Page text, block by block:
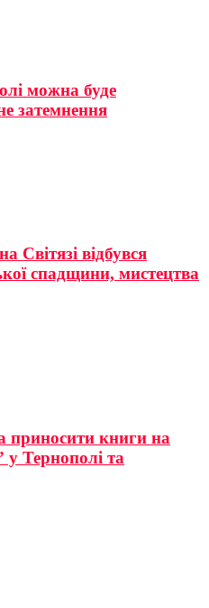
можна буде
затемнення
Світязі відбувся
спадщини, мистецтва
приносити книги на
Тернополі та